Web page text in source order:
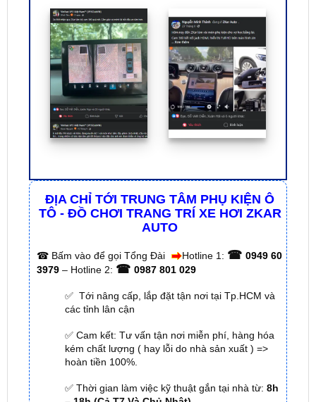
TÔ - ĐỒ CHƠI TRANG TRÍ XE HƠI ZKAR
☎Bấm vào để gọi Tổng Đài Hotline 1:☎ 0949 60
0987 801 029
✅ Tới nâng cấp, lắp đặt tận nơi tại Tp.HCM và
các tỉnh lân cận
✅ Cam kết: Tư vấn tận nơi miễn phí, hàng hóa
kém chất lượng ( hay lỗi do nhà sản xuất ) =>
✅ Thời gian làm việc kỹ thuật gắn tại nhà từ:8h
– 18h (Cả T7 Và Chủ Nhật)
✅ Có xuấthóa đơn VATcho Khách Hàng